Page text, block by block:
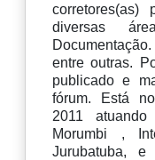
corretores(as)
diversas
entre outras.
publicado e
fórum. Está
2011
Morumbi ,
Jurubatuba,